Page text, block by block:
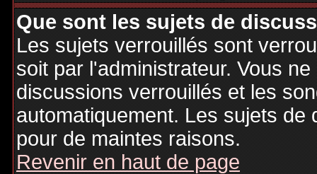
Que sont les sujets de
Les sujets verrouillés sont
soit par l'administrateur. Vous
discussions verrouillés et les
automatiquement. Les sujets
pour de maintes raisons.
Revenir en haut de page